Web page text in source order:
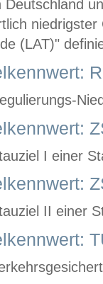
Deutschland
(LAT)"
I einer
II einer